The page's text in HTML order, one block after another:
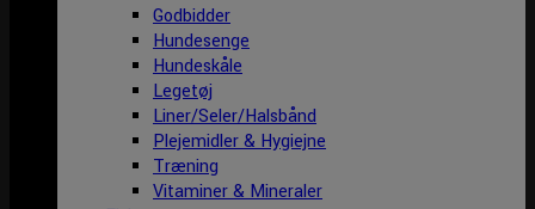
Godbidder
Hundesenge
Hundeskåle
Legetøj
Liner/Seler/Halsbånd
Plejemidler & Hygiejne
Træning
Vitaminer & Mineraler